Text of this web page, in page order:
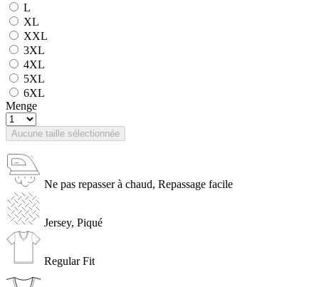
L
XL
XXL
3XL
4XL
5XL
6XL
Menge
Aucune taille sélectionnée
Ne pas repasser à chaud, Repassage facile
Jersey, Piqué
Regular Fit